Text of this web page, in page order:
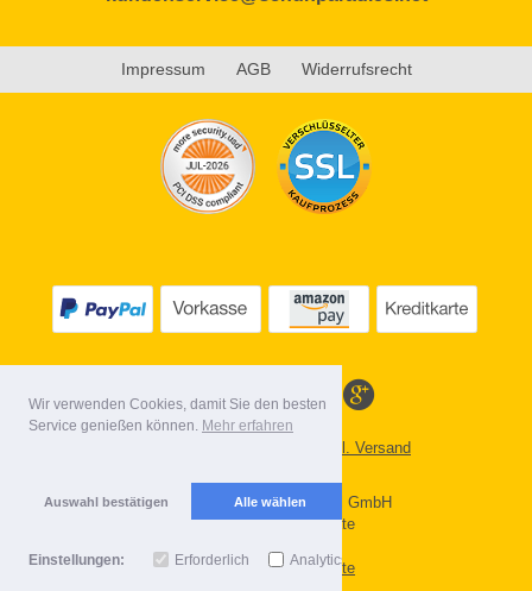
Wir verwenden Cookies, damit Sie den besten
Service genießen können. Mehr erfahren
Auswahl bestätigen Alle wählen
Einstellungen: Erforderlich Analytics
Impressum AGB Widerrufsrecht
Alle Preise inkl. MwSt. evtl. zzgl. Versand
Copyright 2026 by Gebr. Röhl GmbH
Mobile Shop by Shopgate
Zur klassischen Webseite